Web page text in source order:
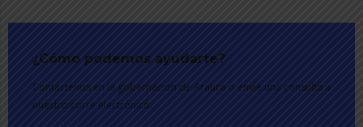
¿Cómo podemos ayudarte?
Contáctenos en la gobernación de Arauca o envíe una consulta a
nuestro corre electrónico.